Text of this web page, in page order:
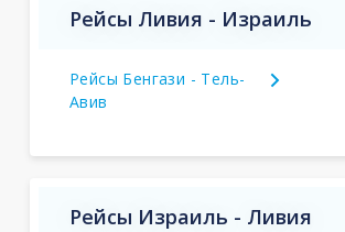
Рейсы Ливия - Израиль
Рейсы Бенгази - Тель-
Авив
Рейсы Израиль - Ливия